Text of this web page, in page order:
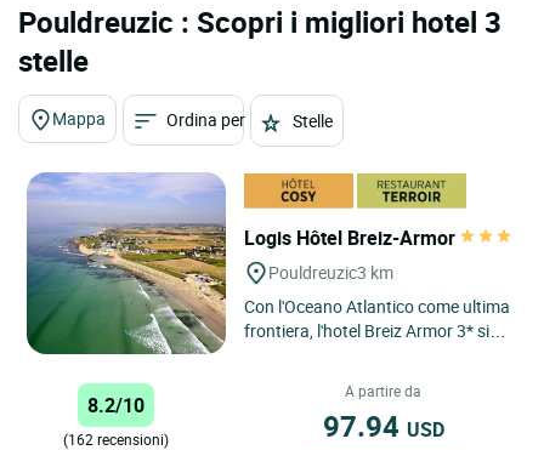
Pouldreuzic : Scopri i migliori hotel 3
stelle
Mappa Ordina per Stelle
Logis Hôtel Breiz-Armor
Pouldreuzic3 km
Con l'Oceano Atlantico come ultima
frontiera, l'hotel Breiz Armor 3* si
8.2/10
(162 recensioni)
A partire da
97.94 USD